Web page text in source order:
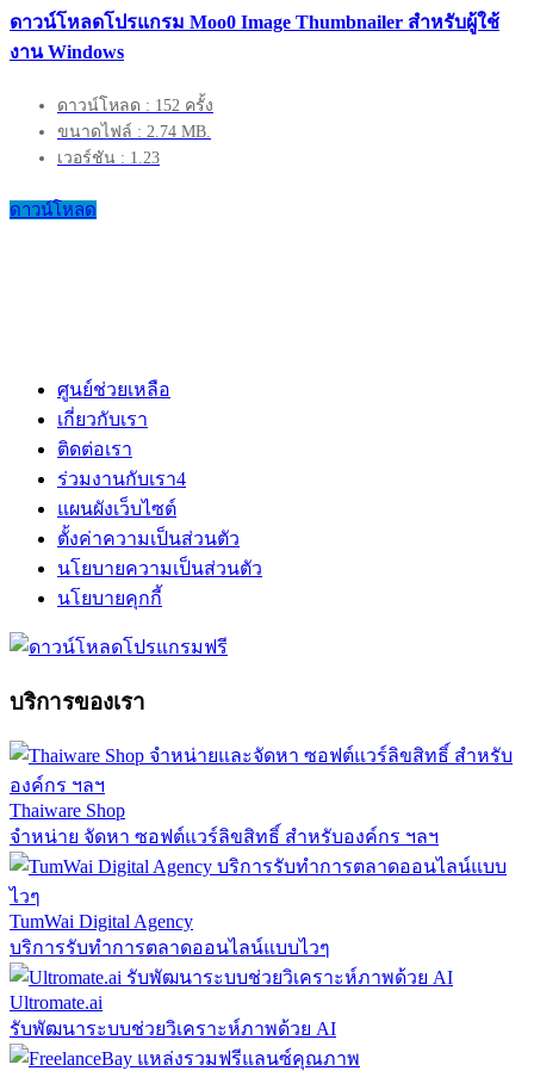
ดาวน์โหลดโปรแกรม Moo0 Image Thumbnailer สำหรับผู้ใช้
งาน Windows
ดาวน์โหลด : 152 ครั้ง
ขนาดไฟล์ : 2.74 MB.
เวอร์ชัน : 1.23
ดาวน์โหลด
ศูนย์ช่วยเหลือ
เกี่ยวกับเรา
ติดต่อเรา
ร่วมงานกับเรา4
แผนผังเว็บไซต์
ตั้งค่าความเป็นส่วนตัว
นโยบายความเป็นส่วนตัว
นโยบายคุกกี้
บริการของเรา
Thaiware Shop
จำหน่าย จัดหา ซอฟต์แวร์ลิขสิทธิ์ สำหรับองค์กร ฯลฯ
TumWai Digital Agency
บริการรับทำการตลาดออนไลน์แบบไวๆ
Ultromate.ai
รับพัฒนาระบบช่วยวิเคราะห์ภาพด้วย AI